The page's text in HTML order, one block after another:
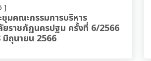
]
ชุมคณะกรรมการบริหาร
ยราชภัฏนครปฐม ครั้งที่ 6/2566
มิถุนายน 2566